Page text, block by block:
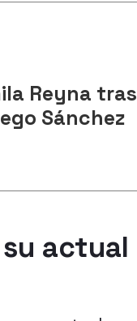
Reyna tras
Sánchez
actual